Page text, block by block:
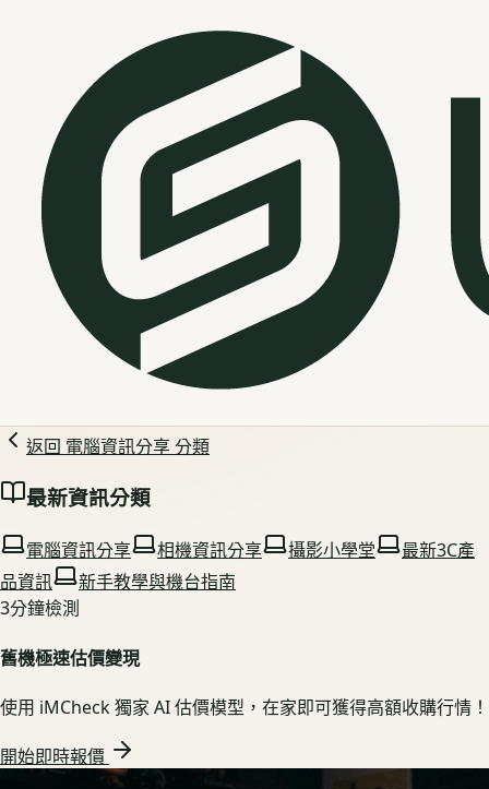
返回 電腦資訊分享分類
最新資訊分類
電腦資訊分享 相機資訊分享 攝影小學堂
最新3C產
品資訊
新手教學與機台指南
3分鐘檢測
舊機極速估價變現
使用 iMCheck 獨家 AI 估價模型，在家即可獲得高額收購行情！
開始即時報價